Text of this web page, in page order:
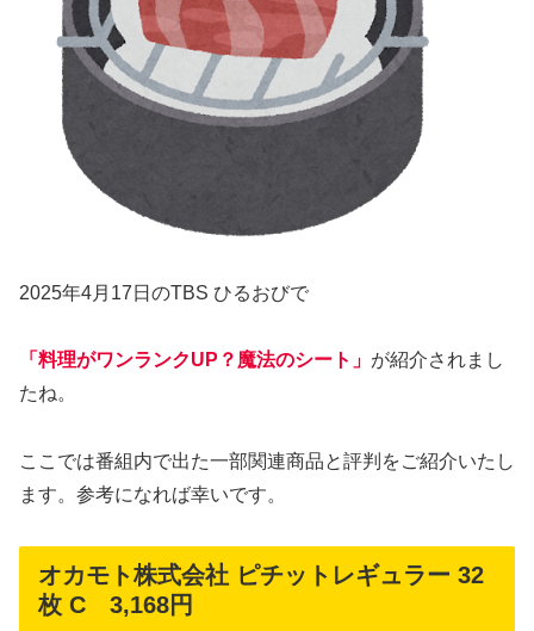
2025年4月17日のTBS ひるおびで
「料理がワンランクUP？魔法のシート」 が紹介されまし
たね。
ここでは番組内で出た一部関連商品と評判をご紹介いたし
ます。参考になれば幸いです。
オカモト株式会社 ピチットレギュラー 32
枚 C 3,168円